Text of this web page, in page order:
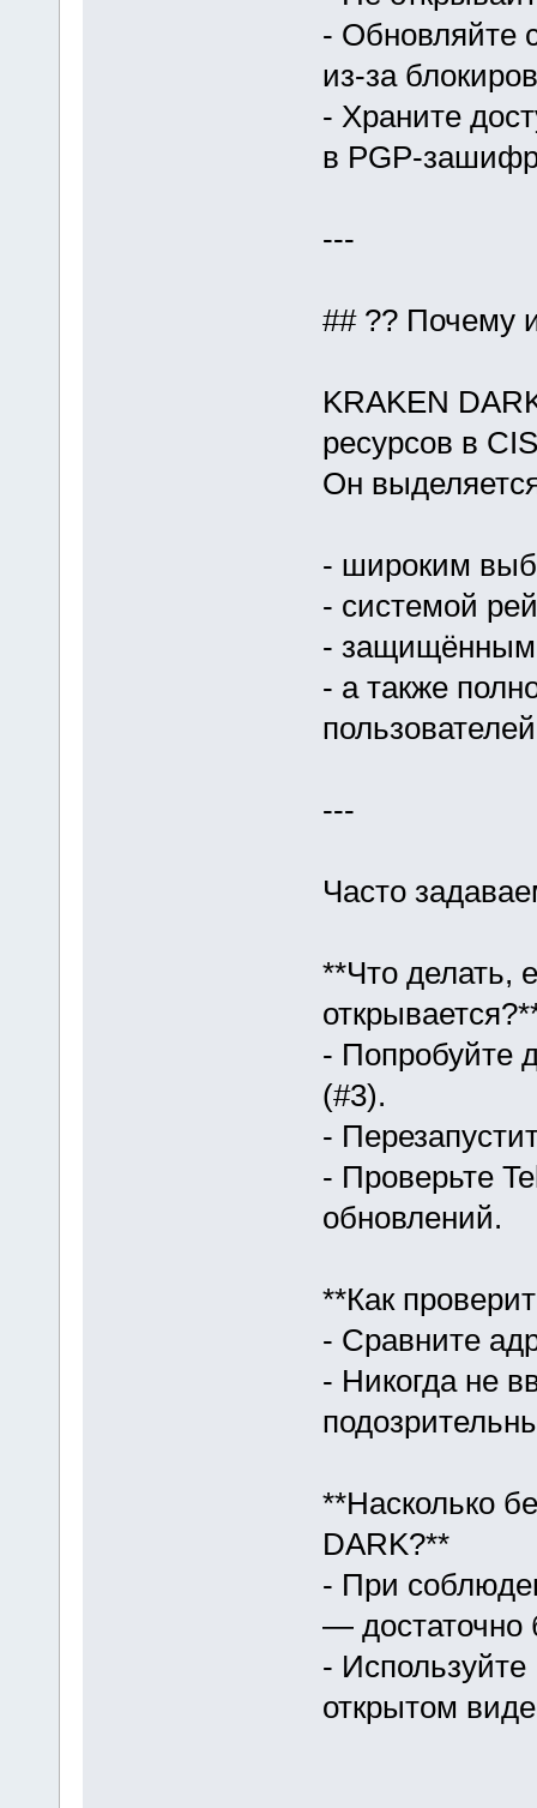
- Обновляйте
из-за
- Храните
в PGP-
---
## ?? Почему
KRAKEN
ресурсов в
Он
- широким
- системой
-
- а также
---
Часто
**Что делать,
- Попробуйте
(#3).
-
- Проверьте
обновлений.
**Как
- Сравните
- Никогда не
**Насколько
DARK?**
- При
— достаточно
-
открытом